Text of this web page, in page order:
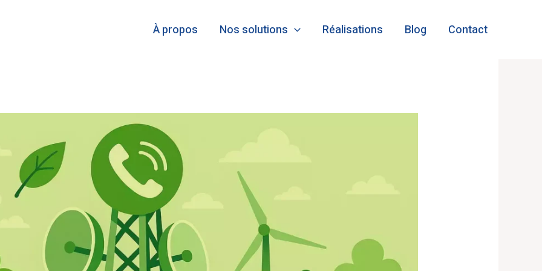
À propos Nos solutions Réalisations Blog Contact